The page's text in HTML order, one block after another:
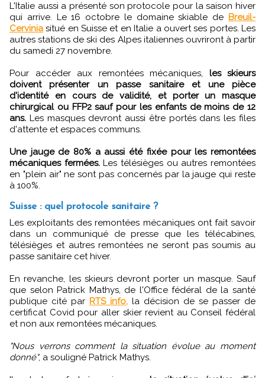
L'Italie aussi a présenté son protocole pour la saison hiver
qui arrive. Le 16 octobre le domaine skiable de Breuil-
Cervinia situé en Suisse et en Italie a ouvert ses portes. Les
autres stations de ski des Alpes italiennes ouvriront à partir
du samedi 27 novembre.
Pour accéder aux remontées mécaniques, les skieurs
doivent présenter un passe sanitaire et une pièce
d'identité en cours de validité, et porter un masque
chirurgical ou FFP2 sauf pour les enfants de moins de 12
ans. Les masques devront aussi être portés dans les files
d'attente et espaces communs.
Une jauge de 80% a aussi été fixée pour les remontées
mécaniques fermées.Les télésièges ou autres remontées
en "plein air" ne sont pas concernés par la jauge qui reste
à 100%.
Suisse : quel protocole sanitaire ?
Les exploitants des remontées mécaniques ont fait savoir
dans un communiqué de presse que les télécabines,
télésièges et autres remontées ne seront pas soumis au
passe sanitaire cet hiver.
En revanche, les skieurs devront porter un masque. Sauf
que selon Patrick Mathys, de l'Office fédéral de la santé
publique cité par RTS info, la décision de se passer de
certificat Covid pour aller skier revient au Conseil fédéral
et non aux remontées mécaniques.
"Nous verrons comment la situation évolue au moment
donné", a souligné Patrick Mathys.